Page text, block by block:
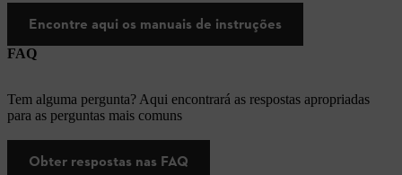
Encontre aqui os manuais de instruções
FAQ
Tem alguma pergunta? Aqui encontrará as respostas apropriadas
para as perguntas mais comuns
Obter respostas nas FAQ